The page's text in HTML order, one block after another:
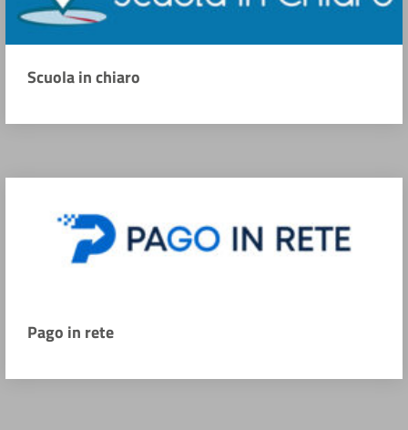
Scuola in chiaro
Pago in rete